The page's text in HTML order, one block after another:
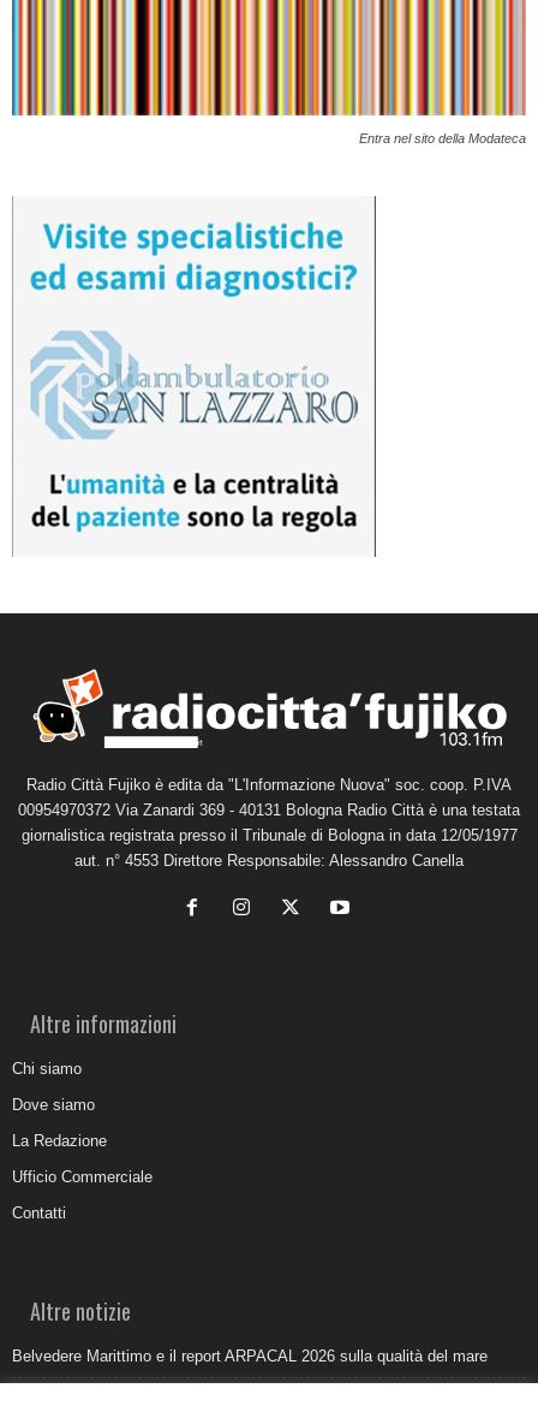
Entra nel sito della Modateca
Radio Città Fujiko è edita da "L'Informazione Nuova" soc. coop. P.IVA
00954970372 Via Zanardi 369 - 40131 Bologna Radio Città è una testata
giornalistica registrata presso il Tribunale di Bologna in data 12/05/1977
aut. n° 4553 Direttore Responsabile: Alessandro Canella
Altre informazioni
Chi siamo
Dove siamo
La Redazione
Ufficio Commerciale
Contatti
Altre notizie
Belvedere Marittimo e il report ARPACAL 2026 sulla qualità del mare